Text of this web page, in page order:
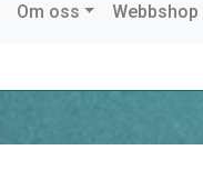
Om oss Webbshop